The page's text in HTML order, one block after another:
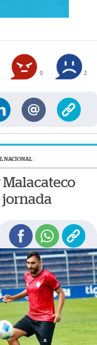
0 2
NACIONAL
jornada